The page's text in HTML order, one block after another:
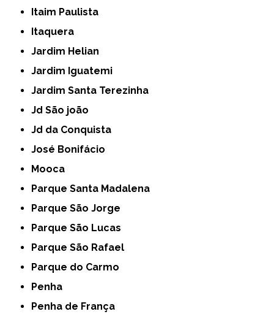
Itaim Paulista
Itaquera
Jardim Helian
Jardim Iguatemi
Jardim Santa Terezinha
Jd São joão
Jd da Conquista
José Bonifácio
Mooca
Parque Santa Madalena
Parque São Jorge
Parque São Lucas
Parque São Rafael
Parque do Carmo
Penha
Penha de França